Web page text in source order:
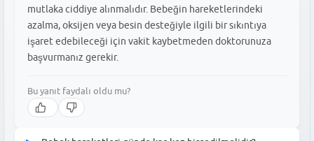
mutlaka ciddiye alınmalıdır. Bebeğin hareketlerindeki
azalma, oksijen veya besin desteğiyle ilgili bir sıkıntıya
işaret edebileceği için vakit kaybetmeden doktorunuza
başvurmanız gerekir.
Bu yanıt faydalı oldu mu?